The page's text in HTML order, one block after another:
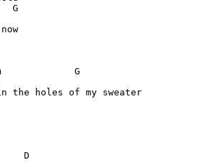
G
G
the holes of my sweater
D